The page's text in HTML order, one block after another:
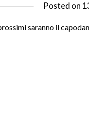
Posted on
saranno il